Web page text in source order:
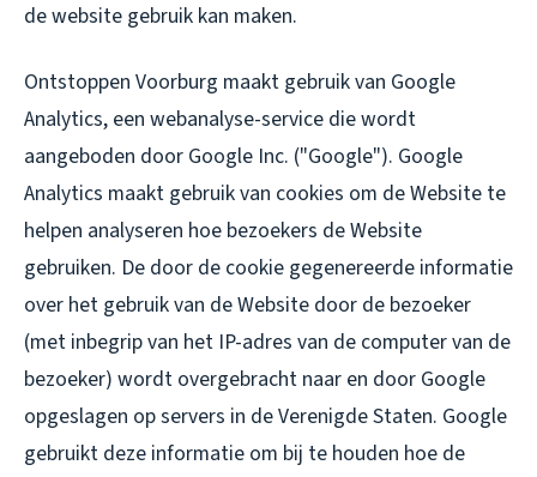
de website gebruik kan maken.
Ontstoppen Voorburg maakt gebruik van Google
Analytics, een webanalyse-service die wordt
aangeboden door Google Inc. ("Google"). Google
Analytics maakt gebruik van cookies om de Website te
helpen analyseren hoe bezoekers de Website
gebruiken. De door de cookie gegenereerde informatie
over het gebruik van de Website door de bezoeker
(met inbegrip van het IP-adres van de computer van de
bezoeker) wordt overgebracht naar en door Google
opgeslagen op servers in de Verenigde Staten. Google
gebruikt deze informatie om bij te houden hoe de